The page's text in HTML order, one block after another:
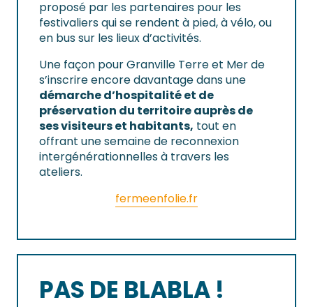
proposé par les partenaires pour les
festivaliers qui se rendent à pied, à vélo, ou
en bus sur les lieux d’activités.
Une façon pour Granville Terre et Mer de
s’inscrire encore davantage dans une
démarche d’hospitalité et de
préservation du territoire auprès de
ses visiteurs et habitants, tout en
offrant une semaine de reconnexion
intergénérationnelles à travers les
ateliers.
fermeenfolie.fr
PAS DE BLABLA !